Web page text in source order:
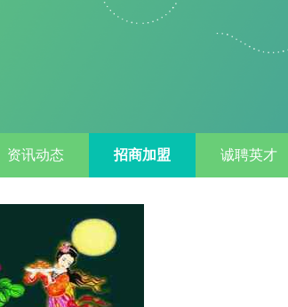
资讯动态 招商加盟 诚聘英才